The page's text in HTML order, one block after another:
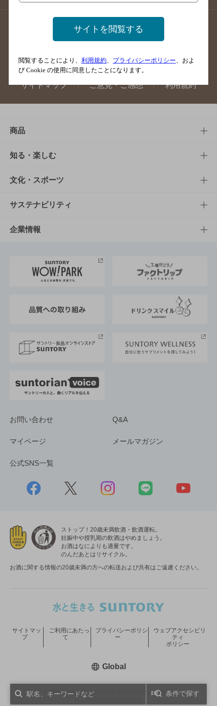
店舗登録方法のご案内
店舗情報更新方法のご案内
掲載店舗様ログイン
サイトマップ ご意見・ご感想 利用規約
条件で探す
商品
商品TOP
商品一覧
商品発売情報
栄養成分一覧
知る・楽しむ
知る・楽しむTOP
キャンペーン
工場見学
地域情報
文化・スポーツ
文化・スポーツTOP
サントリーホール
サントリーサンバーズ大阪
サステナビリティ
サステナビリティTOP
サントリーが考えるサステナビリティ経営
企業情報
企業概要
採用情報
お問い合わせ Q&A
マイページ メールマガジン
公式SNS一覧
ストップ！20歳未満飲酒・飲酒運転。
妊娠中や授乳期の飲酒はやめましょう。
お酒はなによりも適量です。
のんだあとはリサイクル。
お酒に関する情報の20歳未満の方への転送および共有はご遠慮ください。
COPYRIGHT © SUNTORY HOLDINGS LIMITED.
サイトマッ
プ
ご利用にあたっ
て
プライバシーポリシ
ー
ウェブアクセシビリ
ティ
ポリシー
Global新しいウィンドウで開く
サイトを閲覧する
閲覧することにより、 利用規約 プライバシーポリシー 、およ
び Cookie の使用に同意したことになります。